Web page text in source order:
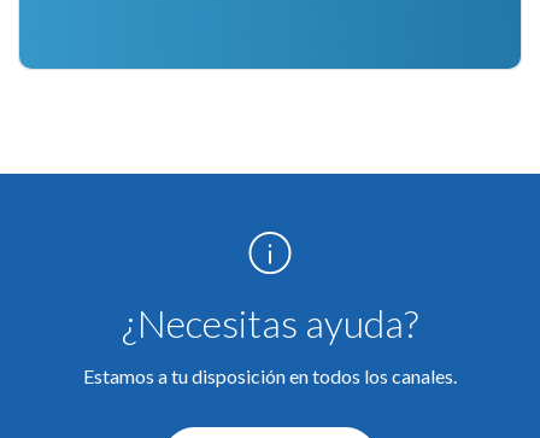
¿Necesitas ayuda?
Estamos a tu disposición en todos los canales.